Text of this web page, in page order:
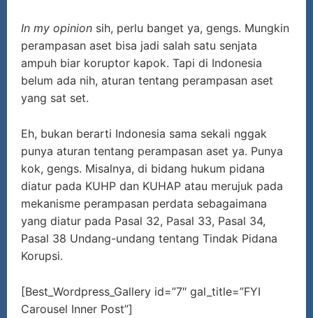
In my opinion sih, perlu banget ya, gengs. Mungkin
perampasan aset bisa jadi salah satu senjata
ampuh biar koruptor kapok. Tapi di Indonesia
belum ada nih, aturan tentang perampasan aset
yang sat set.
Eh, bukan berarti Indonesia sama sekali nggak
punya aturan tentang perampasan aset ya. Punya
kok, gengs. Misalnya, di bidang hukum pidana
diatur pada KUHP dan KUHAP atau merujuk pada
mekanisme perampasan perdata sebagaimana
yang diatur pada Pasal 32, Pasal 33, Pasal 34,
Pasal 38 Undang-undang tentang Tindak Pidana
Korupsi.
[Best_Wordpress_Gallery id=”7″ gal_title=”FYI
Carousel Inner Post”]